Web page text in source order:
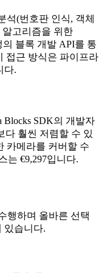
석(번호판 인식, 객체
고리즘을 위한
블록 개발 API를 통
접근 방식은 파이프라
다.
Blocks SDK의 개발자
다 훨씬 저렴할 수 있
카메라를 커버할 수
는 €9,297입니다.
행하며 올바른 선택
있습니다.